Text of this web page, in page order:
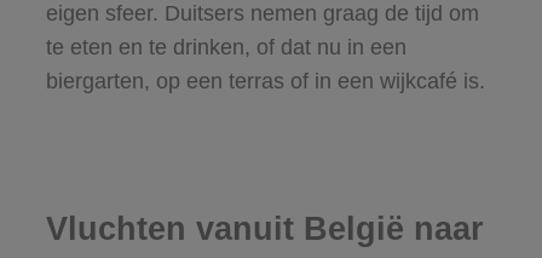
eigen sfeer. Duitsers nemen graag de tijd om
te eten en te drinken, of dat nu in een
biergarten, op een terras of in een wijkcafé is.
Vluchten vanuit België naar